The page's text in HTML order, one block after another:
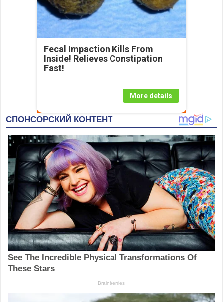
Fecal Impaction Kills From
Inside! Relieves Constipation
Fast!
More details